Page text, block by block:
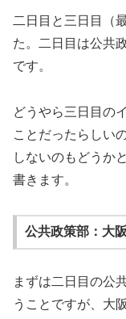
二日目と三日目（
た。二日目は公共
です。
どうやら三日目の
ことだったらしい
しないのもどうか
書きます。
公共政策部：大
まずは二日目の公
うことですが、大